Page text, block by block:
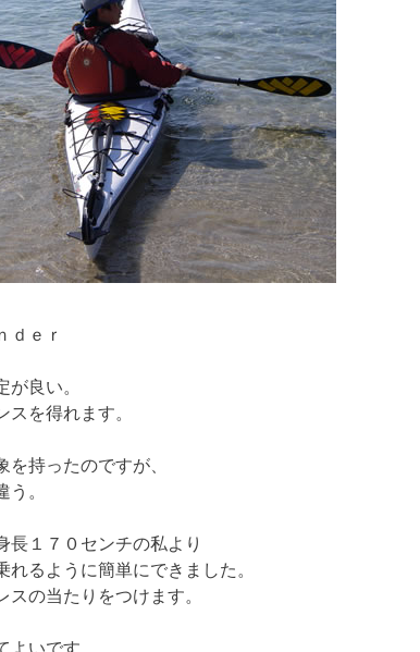
ｎｄｅｒ
良い。
を得れます。
持ったのですが、
。
１７０センチの私より
るように簡単にできました。
の当たりをつけます。
いです。